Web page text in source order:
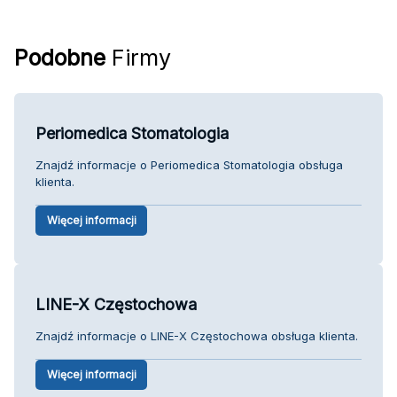
Podobne Firmy
Periomedica Stomatologia
Znajdź informacje o Periomedica Stomatologia obsługa
klienta.
Więcej informacji
LINE-X Częstochowa
Znajdź informacje o LINE-X Częstochowa obsługa klienta.
Więcej informacji